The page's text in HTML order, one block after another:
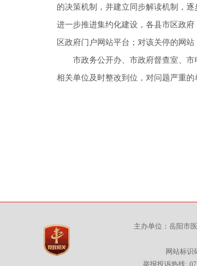
的决策机制，并建立同步解读机制，
进一步推进集约化建设，各县市区政
区政府门户网站平台；对该关停的网
市政务公开办、市政府督查室、
相关单位及时整改到位，对问题严重
主办单位：岳阳市
网站标识
举报投诉热线: